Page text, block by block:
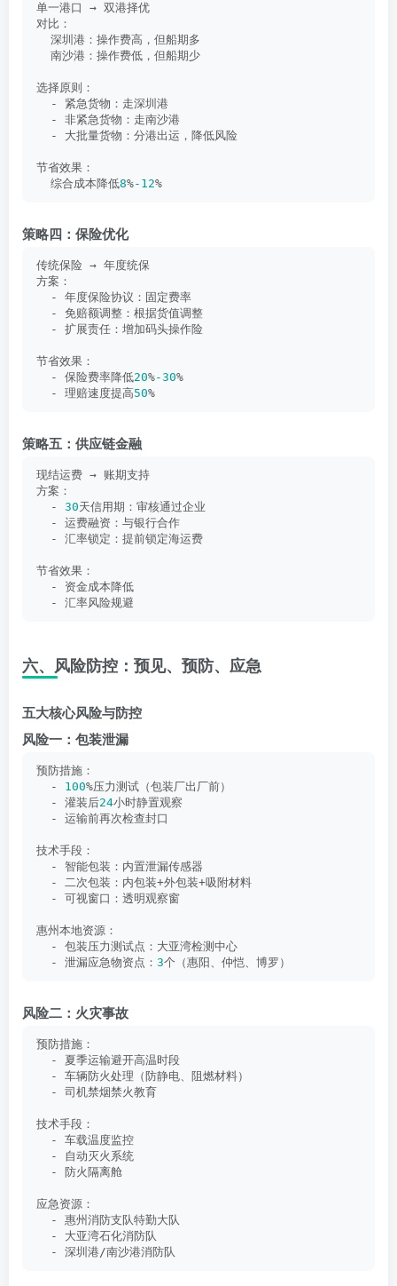
单一港口 → 双港择优
对比：
  深圳港：操作费高，但船期多
  南沙港：操作费低，但船期少
选择原则：
  - 紧急货物：走深圳港
  - 非紧急货物：走南沙港
  - 大批量货物：分港出运，降低风险
节省效果：
  综合成本降低
8%-12%
策略四：保险优化
传统保险 → 年度统保
方案：
  - 年度保险协议：固定费率
  - 免赔额调整：根据货值调整
  - 扩展责任：增加码头操作险
节省效果：
  - 保险费率降低
20%-30%
  - 理赔速度提高
50%
策略五：供应链金融
现结运费 → 账期支持
方案：
  -
30天信用期：审核通过企业
  - 运费融资：与银行合作
  - 汇率锁定：提前锁定海运费
节省效果：
  - 资金成本降低
  - 汇率风险规避
六、风险防控：预见、预防、应急
五大核心风险与防控
风险一：包装泄漏
预防措施：
  -
100%压力测试（包装厂出厂前）
  - 灌装后
24小时静置观察
  - 运输前再次检查封口
技术手段：
  - 智能包装：内置泄漏传感器
  - 二次包装：内包装+外包装+吸附材料
  - 可视窗口：透明观察窗
惠州本地资源：
  - 包装压力测试点：大亚湾检测中心
  - 泄漏应急物资点：
3个（惠阳、仲恺、博罗）
风险二：火灾事故
预防措施：
  - 夏季运输避开高温时段
  - 车辆防火处理（防静电、阻燃材料）
  - 司机禁烟禁火教育
技术手段：
  - 车载温度监控
  - 自动灭火系统
  - 防火隔离舱
应急资源：
  - 惠州消防支队特勤大队
  - 大亚湾石化消防队
  - 深圳港/南沙港消防队